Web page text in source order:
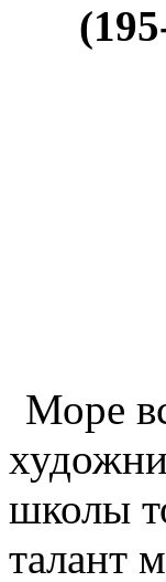
Море
школы
талант